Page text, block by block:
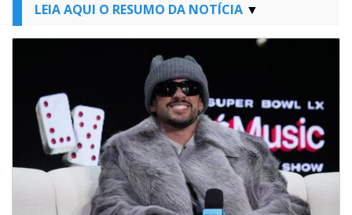
LEIA AQUI O RESUMO DA NOTÍCIA